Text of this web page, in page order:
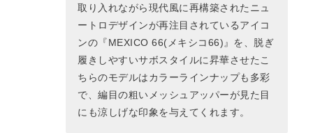
取り入れながら現代風に再構築されたニュ
ートロデザインが再注目されているアイコ
ンの『MEXICO 66(メキシコ66)』を、脱ぎ
履きしやすいサボスタイルに昇華させたこ
ちらのモデルはカラーラインナップも多彩
で、編目の粗いメッシュアッパーが見た目
にも涼しげな印象を与えてくれます。